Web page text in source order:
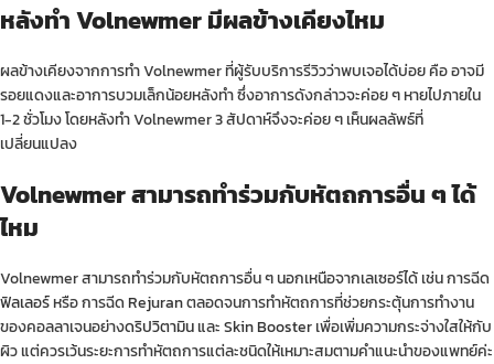
หลังทำ Volnewmer มีผลข้างเคียงไหม
ผลข้างเคียงจากการทำ Volnewmer ที่ผู้รับบริการรีวิวว่าพบเจอได้บ่อย คือ อาจมี
รอยแดงและอาการบวมเล็กน้อยหลังทำ ซึ่งอาการดังกล่าวจะค่อย ๆ หายไปภายใน
1-2 ชั่วโมง โดยหลังทำ Volnewmer 3 สัปดาห์จึงจะค่อย ๆ เห็นผลลัพธ์ที่
เปลี่ยนแปลง
Volnewmer สามารถทำร่วมกับหัตถการอื่น ๆ ได้
ไหม
Volnewmer สามารถทำร่วมกับหัตถการอื่น ๆ นอกเหนือจากเลเซอร์ได้ เช่น การฉีด
ฟิลเลอร์หรือ การฉีดRejuranตลอดจนการทำหัตถการที่ช่วยกระตุ้นการทำงาน
ของคอลลาเจนอย่างดริปวิตามินและSkin Boosterเพื่อเพิ่มความกระจ่างใสให้กับ
ผิว แต่ควรเว้นระยะการทำหัตถการแต่ละชนิดให้เหมาะสมตามคำแนะนำของแพทย์ค่ะ